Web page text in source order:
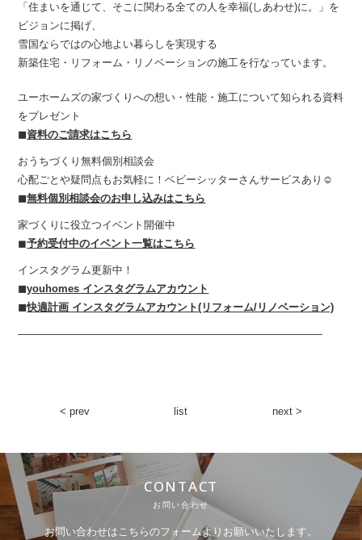
「住まいを通じて、そこに関わる全ての人を幸福(しあわせ)に。」を
ビジョンに掲げ、
雪国ならではの心地よい暮らしを実現する
新築住宅・リフォーム・リノベーションの施工を行なっています。
ユーホームズの家づくりへの想い・性能・施工について知られる資料
をプレゼント
◼︎資料のご請求はこちら
おうちづくり無料個別相談会
心配ごとや疑問点もお気軽に！ベビーシッターさんサービスあり☺︎
◼︎無料個別相談会のお申し込みはこちら
家づくりに役立つイベント開催中
◼︎予約受付中のイベント一覧はこちら
インスタグラム更新中！
◼︎youhomes インスタグラムアカウント
◼︎快適計画 インスタグラムアカウント(リフォーム/リノベーション)
—————————————————————————————
< prev list next >
CONTACT
お問い合わせ
お問い合わせはこちらのフォームよりお願いいたします。